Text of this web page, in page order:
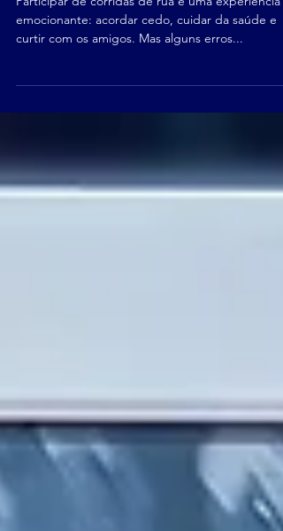
EM CORRIDAS DE RUA
Participar de corridas de rua é uma experiência